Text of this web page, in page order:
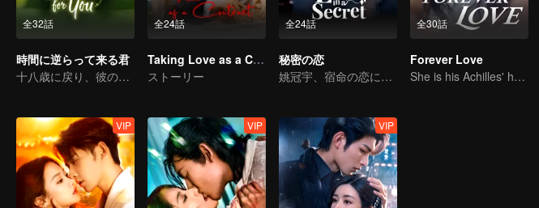
全32話
時間に逆らって来る君
十八歳に戻り、彼の白月光を救う
全24話
Taking Love as a Contract
ストーリー
全24話
秘密の恋
姚冠宇、宿命の恋に揺れる
全30話
Forever Love
She is his Achilles' heel and his armor
VIP VIP VIP